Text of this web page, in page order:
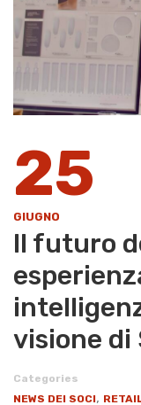
25
GIUGNO
Il futuro
visione di
Categories
NEWS DEI SOCI,